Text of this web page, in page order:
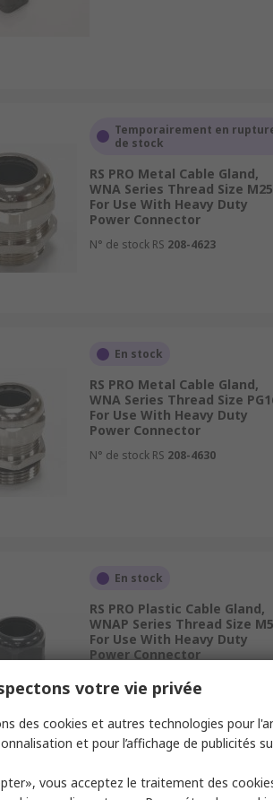
Temporairement en
de stock
RS PRO Metal Cable Gland,
WNA Series Thread Size
For Use With Heavy Duty
Power Connector
N° de stock RS 208-4623
En stock
RS PRO Metal Cable Gland,
WNA Series Thread Size
For Use With Heavy Duty
Power Connector
N° de stock RS 208-4630
En stock
RS PRO Plastic Cable Gland,
WNAP Series Thread Size
For Use With Heavy Duty
Power Connector
N° de stock RS 208-4641
votre vie privée
des cookies et autres technologies pour
et pour l’affichage de publicités
vous acceptez le traitement des